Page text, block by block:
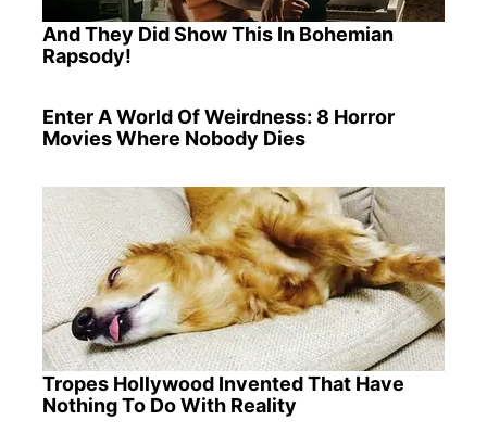
And They Did Show This In Bohemian
Rapsody!
Enter A World Of Weirdness: 8 Horror
Movies Where Nobody Dies
Tropes Hollywood Invented That Have
Nothing To Do With Reality